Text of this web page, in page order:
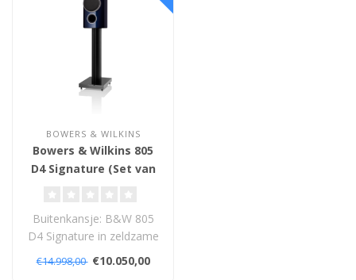
BOWERS & WILKINS
Bowers & Wilkins 805
D4 Signature (Set van
Buitenkansje: B&W 805
D4 Signature in zeldzame
Midnight Blue Metallic als
demomo..
€14.998,00 €10.050,00